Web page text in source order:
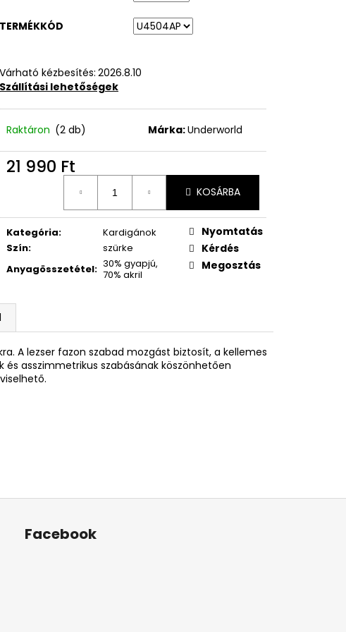
TERMÉKKÓD
Várható kézbesítés: 2026.8.10
Szállítási lehetőségek
Raktáron (2 db) Márka:Underworld
21 990 Ft
KOSÁRBA
Kategória:
Kardigánok
Szín:
szürke
Anyagösszetétel: 30% gyapjú,
70% akril
Nyomtatás
Kérdés
Megosztás
A lezser fazon szabad mozgást biztosít, a kellemes
asszimmetrikus szabásának köszönhetően
Facebook